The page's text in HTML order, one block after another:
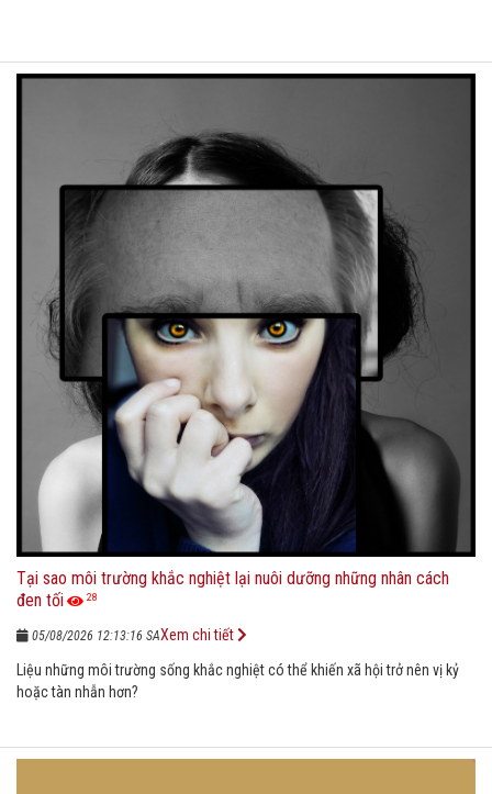
Tại sao môi trường khắc nghiệt lại nuôi dưỡng những nhân cách
đen tối
28
05/08/2026 12:13:16 SA
Liệu những môi trường sống khắc nghiệt có thể khiến xã hội trở nên vị kỷ
hoặc tàn nhẫn hơn?
Xem chi tiết